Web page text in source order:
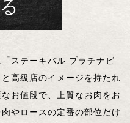
ステーキバル プラチナビ
高級店のイメージを持たれ
お値段で、上質なお肉をお
やロースの定番の部位だけ